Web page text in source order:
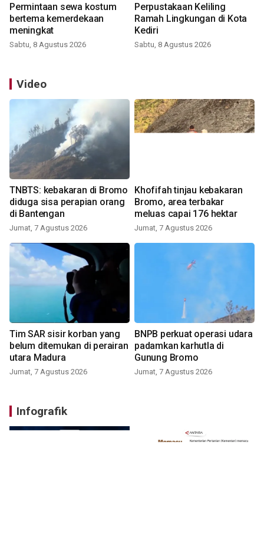
Permintaan sewa kostum
bertema kemerdekaan
meningkat
Sabtu, 8 Agustus 2026
Perpustakaan Keliling
Ramah Lingkungan di Kota
Kediri
Sabtu, 8 Agustus 2026
Video
TNBTS: kebakaran di Bromo
diduga sisa perapian orang
di Bantengan
Jumat, 7 Agustus 2026
Khofifah tinjau kebakaran
Bromo, area terbakar
meluas capai 176 hektar
Jumat, 7 Agustus 2026
Tim SAR sisir korban yang
belum ditemukan di perairan
utara Madura
Jumat, 7 Agustus 2026
BNPB perkuat operasi udara
padamkan karhutla di
Gunung Bromo
Jumat, 7 Agustus 2026
Infografik